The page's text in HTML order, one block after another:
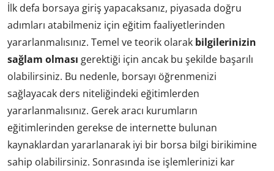
İlk defa borsaya giriş yapacaksanız, piyasada doğru
adımları atabilmeniz için eğitim faaliyetlerinden
yararlanmalısınız. Temel ve teorik olarak bilgilerinizin
sağlam olması gerektiği için ancak bu şekilde başarılı
olabilirsiniz. Bu nedenle, borsayı öğrenmenizi
sağlayacak ders niteliğindeki eğitimlerden
yararlanmalısınız. Gerek aracı kurumların
eğitimlerinden gerekse de internette bulunan
kaynaklardan yararlanarak iyi bir borsa bilgi birikimine
sahip olabilirsiniz. Sonrasında ise işlemlerinizi kar